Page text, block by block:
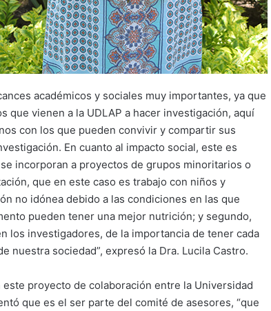
académicos y sociales muy importantes, ya que
que vienen a la UDLAP a hacer investigación, aquí
con los que pueden convivir y compartir sus
En cuanto al impacto social, este es
incorporan a proyectos de grupos minoritarios o
que en este caso es trabajo con niños y
no idónea debido a las condiciones en las que
pueden tener una mejor nutrición; y segundo,
los investigadores, de la importancia de tener cada
nuestra sociedad”, expresó la Dra. Lucila Castro.
proyecto de colaboración entre la Universidad
que es el ser parte del comité de asesores, “que